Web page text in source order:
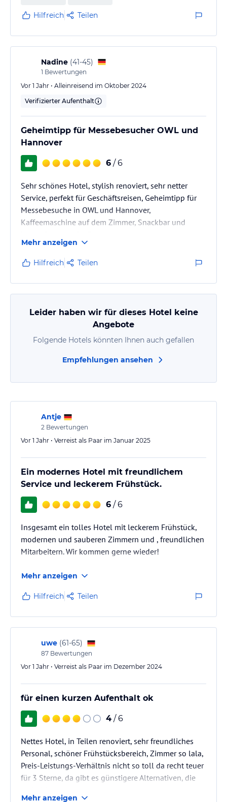
Hilfreich Teilen
Nadine (41-45)
1 Bewertungen
Vor 1 Jahr • Alleinreisend im Oktober 2024
Verifizierter Aufenthalt
Geheimtipp für Messebesucher OWL und
Hannover
6 / 6
Sehr schönes Hotel, stylish renoviert, sehr netter
Service, perfekt für Geschäftsreisen, Geheimtipp für
Messebesuche in OWL und Hannover,
Kaffeemaschine auf dem Zimmer, Snackbar und
Frühstück aber auch kontaktlose An- und Abreise
möglich
Mehr anzeigen
Hilfreich Teilen
Leider haben wir für dieses Hotel keine
Angebote
Folgende Hotels könnten Ihnen auch gefallen
Empfehlungen ansehen
Antje
2 Bewertungen
Vor 1 Jahr • Verreist als Paar im Januar 2025
Ein modernes Hotel mit freundlichem
Service und leckerem Frühstück.
6 / 6
Insgesamt ein tolles Hotel mit leckerem Frühstück,
modernen und sauberen Zimmern und , freundlichen
Mitarbeitern. Wir kommen gerne wieder!
Mehr anzeigen
Hilfreich Teilen
uwe (61-65)
87 Bewertungen
Vor 1 Jahr • Verreist als Paar im Dezember 2024
für einen kurzen Aufenthalt ok
4 / 6
Nettes Hotel, in Teilen renoviert, sehr freundliches
Personal, schöner Frühstücksbereich, Zimmer so lala,
Preis-Leistungs-Verhältnis nicht so toll da recht teuer
für 3 Sterne, da gibt es günstigere Alternativen, die
Mehr anzeigen